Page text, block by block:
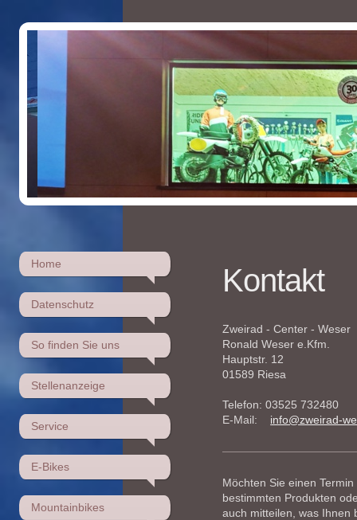
Home
Datenschutz
So finden Sie uns
Stellenanzeige
Service
E-Bikes
Mountainbikes
Kontakt
Zweirad - Center - Weser
Ronald Weser e.Kfm.
Hauptstr. 12
01589 Riesa
Telefon: 03525 732480
E-Mail: info@zweirad-
Möchten Sie einen
bestimmten Produkten
auch mitteilen, was Ihnen